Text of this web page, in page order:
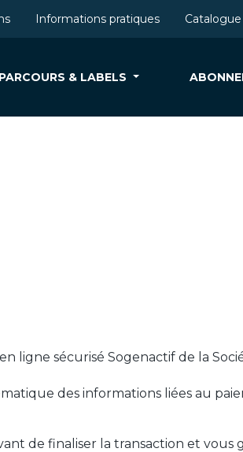
Informations pratiques Catalogue
PARCOURS & LABELS
ligne sécurisé Sogenactif de la
des informations liées au
de finaliser la transaction et vous